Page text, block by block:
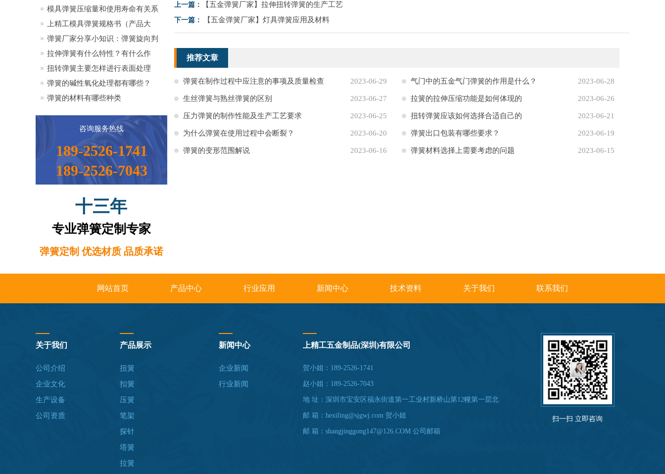
用于哪些行业产品
模具弹簧压缩量和使用寿命有关系
吗？
上精工模具弹簧规格书（产品大
全）
弹簧厂家分享小知识：弹簧旋向判
定方法小知识
拉伸弹簧有什么特性？有什么作
用？
扭转弹簧主要怎样进行表面处理
弹簧的碱性氧化处理都有哪些？
弹簧的材料有哪些种类
咨询服务热线
189-2526-1741
189-2526-7043
十三年
专业弹簧定制专家
弹簧定制 优选材质 品质承诺
上一篇： 【五金弹簧厂家】拉伸扭转弹簧的生产工艺
下一篇： 【五金弹簧厂家】灯具弹簧应用及材料
推荐文章
2023-06-29
弹簧在制作过程中应注意的事项及质量检查 2023-06-28
气门中的五金气门弹簧的作用是什么？
2023-06-27
生丝弹簧与熟丝弹簧的区别 2023-06-26
拉簧的拉伸压缩功能是如何体现的
2023-06-25
压力弹簧的制作性能及生产工艺要求 2023-06-21
扭转弹簧应该如何选择合适自己的
2023-06-20
为什么弹簧在使用过程中会断裂？ 2023-06-19
弹簧出口包装有哪些要求？
2023-06-16
弹簧的变形范围解说 2023-06-15
弹簧材料选择上需要考虑的问题
网站首页 产品中心 行业应用 新闻中心 技术资料 关于我们 联系我们
关于我们
公司介绍
企业文化
生产设备
公司资质
产品展示
扭簧
扣簧
压簧
笔架
探针
塔簧
拉簧
新闻中心
企业新闻
行业新闻
上精工五金制品(深圳)有限公司
贺小姐：189-2526-1741
赵小姐：189-2526-7043
地 址：深圳市宝安区福永街道第一工业村新桥山第12幢第一层北
邮 箱：hexiling@sjgwj.com 贺小姐
邮 箱：shangjinggong147@126.COM 公司邮箱
扫一扫 立即咨询